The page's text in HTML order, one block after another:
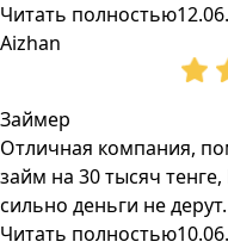
Читать полностью
Aizhan
Займер
Отличная компания,
займ на 30 тысяч
сильно деньги не
Читать полностью